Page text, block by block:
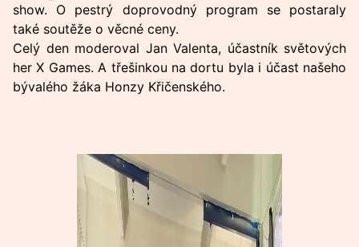
show. O pestrý doprovodný program se postaraly
také soutěže o věcné ceny.
Celý den moderoval Jan Valenta, účastník světových
her X Games. A třešinkou na dortu byla i účast našeho
bývalého žáka Honzy Křičenského.